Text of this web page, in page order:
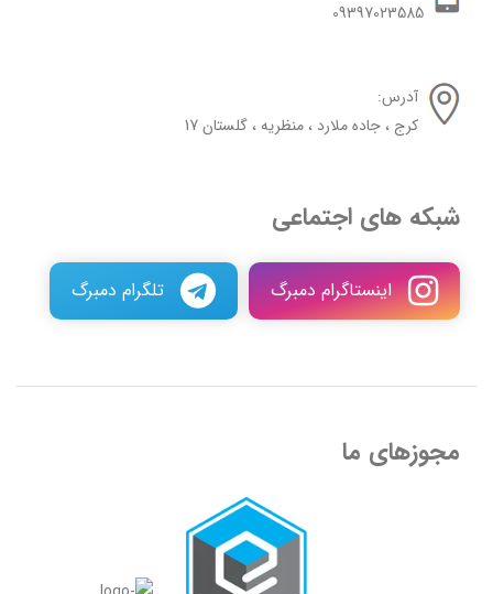
09397023585
آدرس:
کرج ، جاده ملارد ، منظریه ، گلستان 17
شبکه های اجتماعی
اینستاگرام دمبرگ تلگرام دمبرگ
مجوزهای ما